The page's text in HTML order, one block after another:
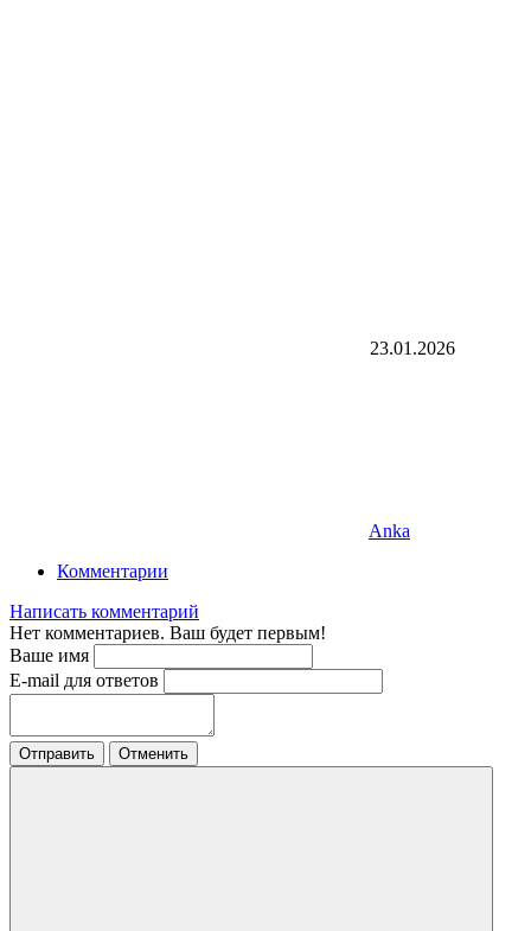
23.01.2026
Anka
Комментарии
Написать комментарий
Нет комментариев. Ваш будет первым!
Ваше имя
E-mail для ответов
Отправить Отменить